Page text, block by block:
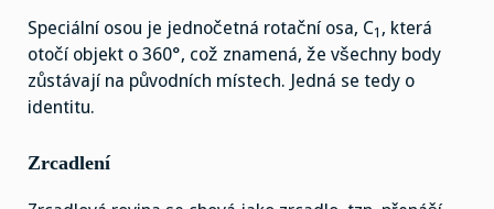
Speciální osou je jednočetná rotační osa, C1 , která
otočí objekt o 360°, což znamená, že všechny body
zůstávají na původních místech. Jedná se tedy o
identitu.
Zrcadlení